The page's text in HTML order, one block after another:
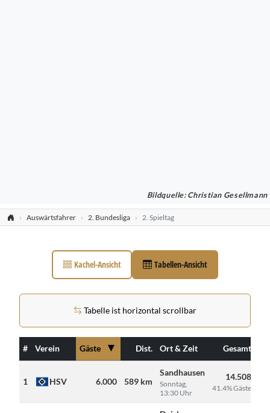
Bildquelle: Christian Gesellmann
Auswärtsfahrer 2. Bundesliga 2. Spieltag
Kachel-Ansicht Tabellen-Ansicht
Tabelle ist horizontal scrollbar
# Verein Gäste ▼ Dist. Ort & Zeit Gesamt
1 HSV 6.000 589 km
Sandhausen
Sonntag,
13:30 Uhr
14.508
41.4% Gäste